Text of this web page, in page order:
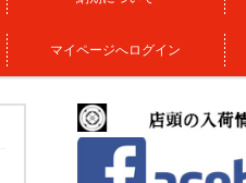
マイページへログイン